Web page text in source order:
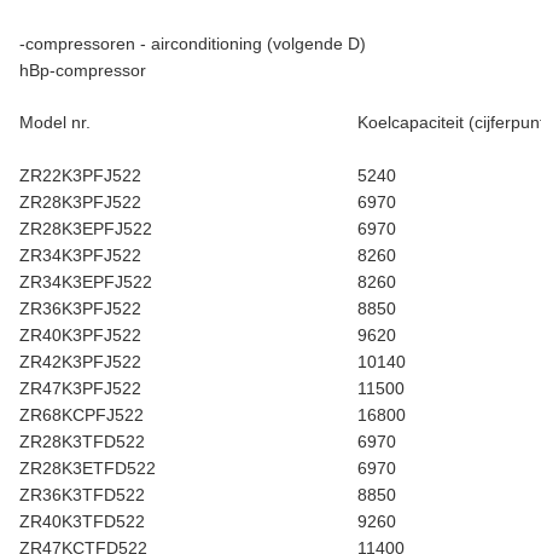
-compressoren - airconditioning (volgende D)
hBp-compressor
Model nr. Koelcapaciteit
ZR22K3PFJ522
5240
ZR28K3PFJ522
6970
ZR28K3EPFJ522
6970
ZR34K3PFJ522
8260
ZR34K3EPFJ522
8260
ZR36K3PFJ522
8850
ZR40K3PFJ522
9620
ZR42K3PFJ522
10140
ZR47K3PFJ522
11500
ZR68KCPFJ522
16800
ZR28K3TFD522
6970
ZR28K3ETFD522
6970
ZR36K3TFD522
8850
ZR40K3TFD522
9260
ZR47KCTFD522
11400